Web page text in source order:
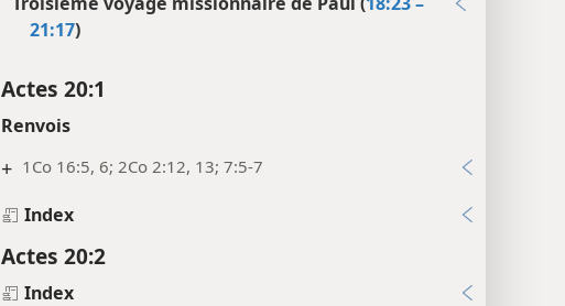
21:17)
Actes 20:1
Renvois
+ 1Co 16:5, 6; 2Co 2:12, 13; 7:5-7
Index
Actes 20:2
Index